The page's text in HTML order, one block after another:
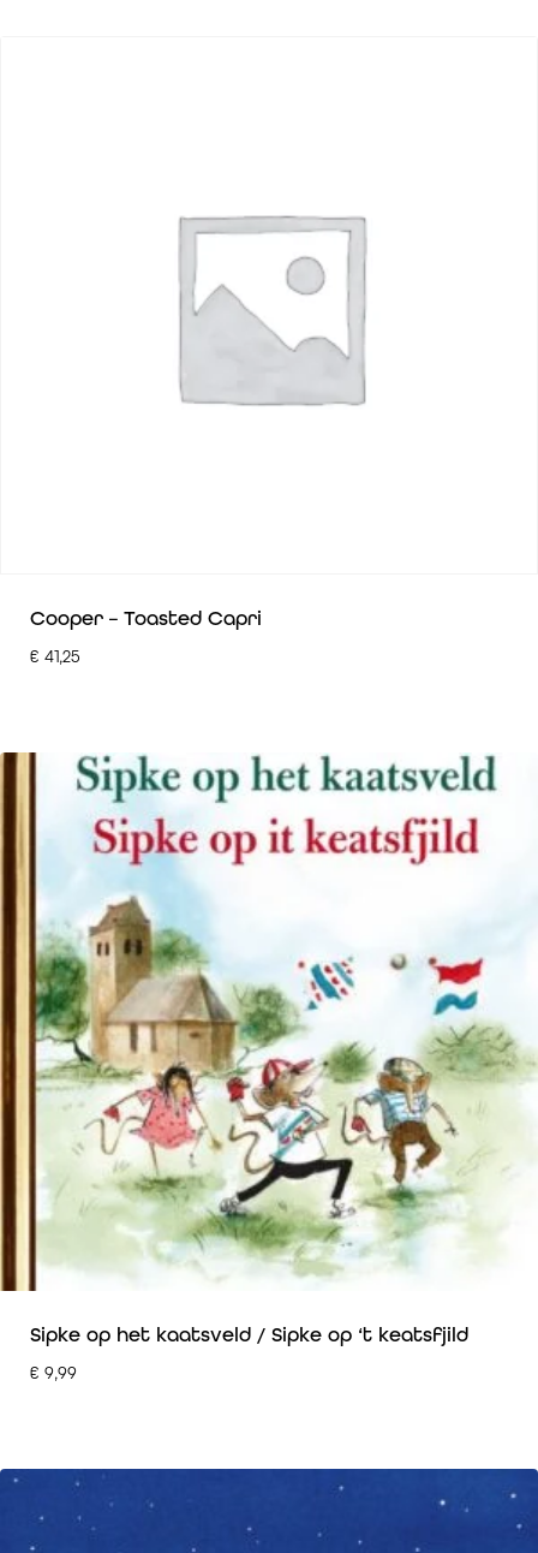
Cooper – Toasted Capri
€ 41,25
Sipke op het kaatsveld / Sipke op ‘t keatsfjild
€ 9,99